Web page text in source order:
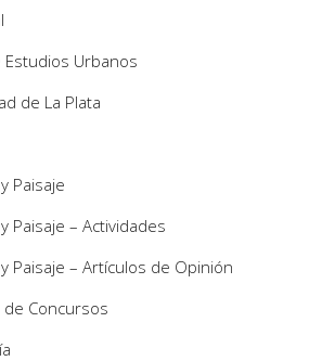
Urbanos
de La Plata
Paisaje
Paisaje – Actividades
Paisaje – Artículos de Opinión
Concursos